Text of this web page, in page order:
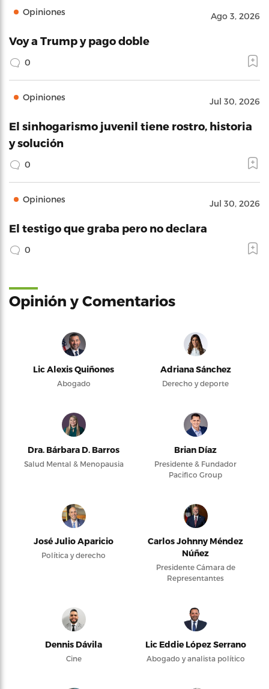
Opiniones Ago 3, 2026
Voy a Trump y pago doble
0
Opiniones Jul 30, 2026
El sinhogarismo juvenil tiene rostro, historia
y solución
0
Opiniones Jul 30, 2026
El testigo que graba pero no declara
0
Opinión y Comentarios
Lic Alexis Quiñones
Abogado
Adriana Sánchez
Derecho y deporte
Dra. Bárbara D. Barros
Salud Mental & Menopausia
Brian Díaz
Presidente & Fundador
Pacifico Group
José Julio Aparicio
Política y derecho
Carlos Johnny Méndez
Núñez
Presidente Cámara de
Representantes
Dennis Dávila
Cine
Lic Eddie López Serrano
Abogado y analista político